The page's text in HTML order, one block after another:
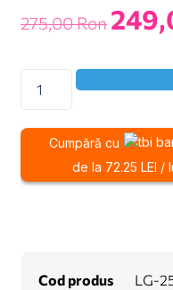
275,00Ron
Cumpără cu
de la 72.25 LEI /
Cod produs
LG-